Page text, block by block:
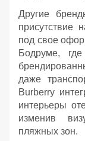
Другие
присутствие
под свое
Бодруме,
даже
Burberry
интерьеры
изменив
пляжных зон.